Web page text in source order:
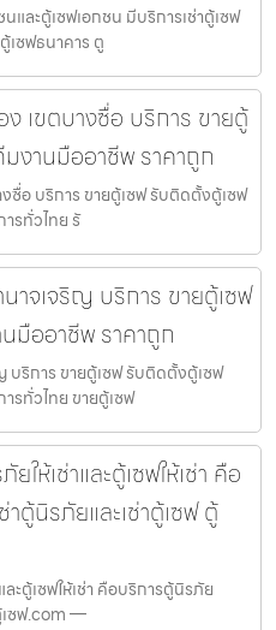
ละตู้เซฟเอกชน มีบริการเช่าตู้เซฟ
เซฟธนาคาร ตู
เขตบางซื่อ บริการ ขายตู้
งานมืออาชีพ ราคาถูก
ซื่อ บริการ ขายตู้เซฟ รับติดตั้งตู้เซฟ
รทั่วไทย รั
าจเจริญ บริการ ขายตู้เซฟ
มืออาชีพ ราคาถูก
บริการ ขายตู้เซฟ รับติดตั้งตู้เซฟ
รทั่วไทย ขายตู้เซฟ
ให้เช่าและตู้เซฟให้เช่า คือ
ตู้นิรภัยและเช่าตู้เซฟ ตู้
ะตู้เซฟให้เช่า คือบริการตู้นิรภัย
เซฟ.com —